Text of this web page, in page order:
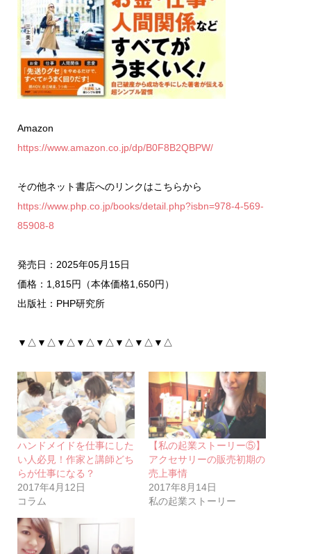
Amazon
https://www.amazon.co.jp/dp/B0F8B2QBPW/
その他ネット書店へのリンクはこちらから
https://www.php.co.jp/books/detail.php?isbn=978-4-569-
85908-8
発売日：2025年05月15日
価格：1,815円（本体価格1,650円）
出版社：PHP研究所
▼△▼△▼△▼△▼△▼△▼△▼△
ハンドメイドを仕事にした
い人必見！作家と講師どち
らが仕事になる？
2017年4月12日
コラム
【私の起業ストーリー⑤】
アクセサリーの販売初期の
売上事情
2017年8月14日
私の起業ストーリー